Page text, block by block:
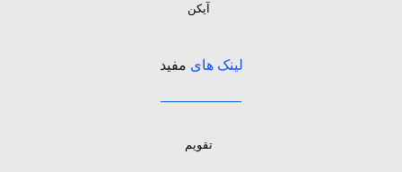
آیکن
لینک های مفید
تقویم